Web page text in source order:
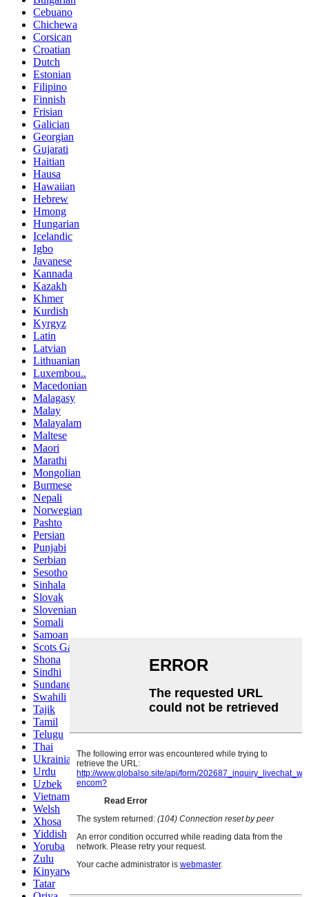
Cebuano
Chichewa
Corsican
Croatian
Dutch
Estonian
Filipino
Finnish
Frisian
Galician
Georgian
Gujarati
Haitian
Hausa
Hawaiian
Hebrew
Hmong
Hungarian
Icelandic
Igbo
Javanese
Kannada
Kazakh
Khmer
Kurdish
Kyrgyz
Latin
Latvian
Lithuanian
Luxembou..
Macedonian
Malagasy
Malay
Malayalam
Maltese
Maori
Marathi
Mongolian
Burmese
Nepali
Norwegian
Pashto
Persian
Punjabi
Serbian
Sesotho
Sinhala
Slovak
Slovenian
Somali
Samoan
Scots Gaelic
Shona
Sindhi
Sundanese
Swahili
Tajik
Tamil
Telugu
Thai
Ukrainian
Urdu
Uzbek
Vietnamese
Welsh
Xhosa
Yiddish
Yoruba
Zulu
Kinyarwanda
Tatar